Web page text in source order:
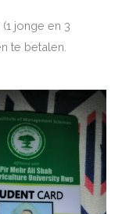
jonge en 3
te betalen.